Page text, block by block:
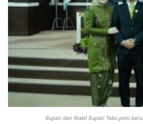
Bupati dan Wakil Bupati Tebo poto